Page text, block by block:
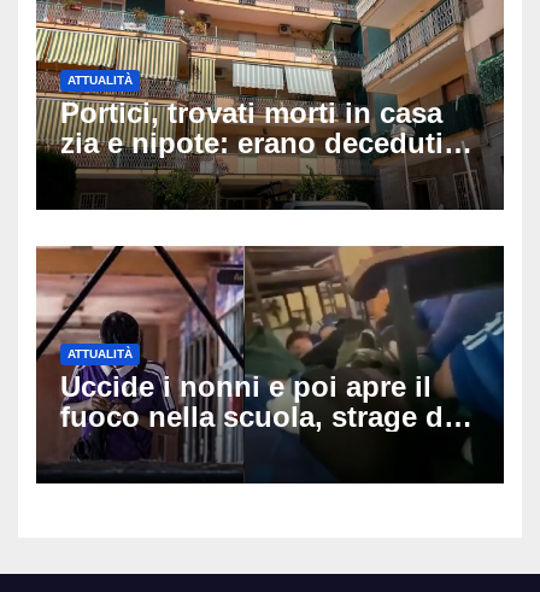
ATTUALITÀ
Portici, trovati morti in casa
zia e nipote: erano deceduti
da giorni, il caldo tra le
ipotesi al vaglio
ATTUALITÀ
Uccide i nonni e poi apre il
fuoco nella scuola, strage di
insegnanti: il possibile
movente dietro il massacro in